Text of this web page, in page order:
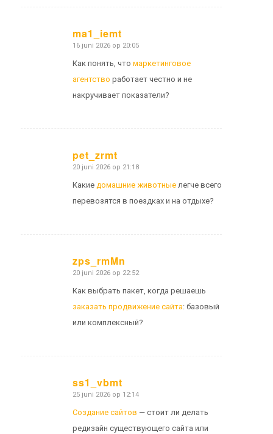
ma1_iemt
zegt:
16 juni 2026 op 20:05
Как понять, что маркетинговое
агентство работает честно и не
накручивает показатели?
pet_zrmt
zegt:
20 juni 2026 op 21:18
Какие домашние животныелегче всего
перевозятся в поездках и на отдыхе?
zps_rmMn
zegt:
20 juni 2026 op 22:52
Как выбрать пакет, когда решаешь
заказать продвижение сайта: базовый
или комплексный?
ss1_vbmt
zegt:
25 juni 2026 op 12:14
Создание сайтов — стоит ли делать
редизайн существующего сайта или